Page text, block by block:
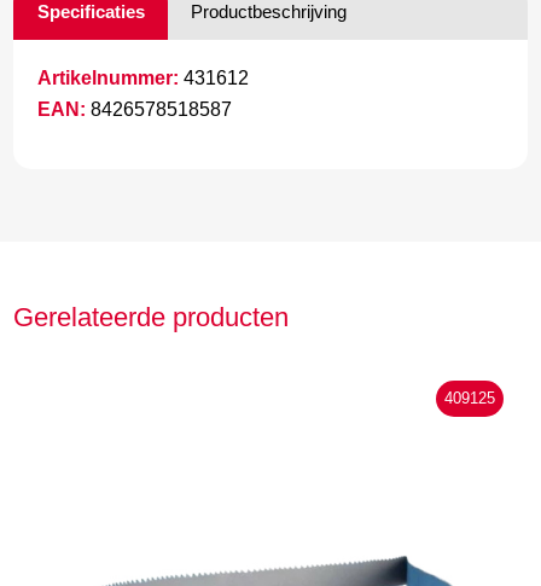
Specificaties Productbeschrijving
Artikelnummer: 431612
EAN: 8426578518587
Gerelateerde producten
409125